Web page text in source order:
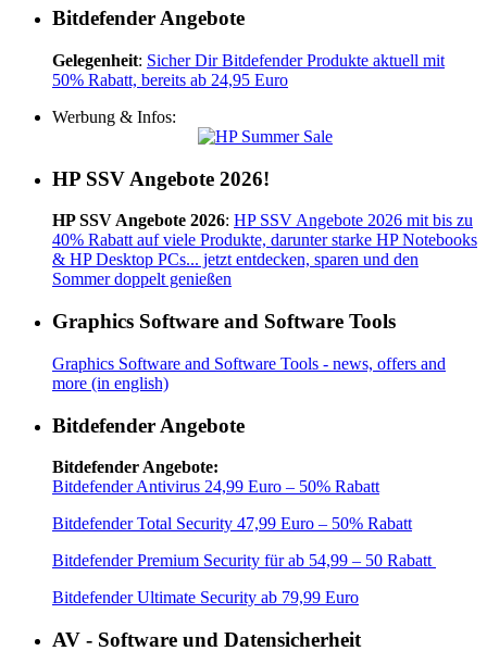
Bitdefender Angebote
Gelegenheit: Sicher Dir Bitdefender Produkte aktuell mit
50% Rabatt, bereits ab 24,95 Euro
Werbung & Infos:
HP SSV Angebote 2026!
HP SSV Angebote 2026: HP SSV Angebote 2026 mit bis zu
40% Rabatt auf viele Produkte, darunter starke HP Notebooks
& HP Desktop PCs... jetzt entdecken, sparen und den
Sommer doppelt genießen
Graphics Software and Software Tools
Graphics Software and Software Tools - news, offers and
more (in english)
Bitdefender Angebote
Bitdefender Angebote:
Bitdefender Antivirus 24,99 Euro – 50% Rabatt
Bitdefender Total Security 47,99 Euro – 50% Rabatt
Bitdefender Premium Security für ab 54,99 – 50 Rabatt
Bitdefender Ultimate Security ab 79,99 Euro
AV - Software und Datensicherheit